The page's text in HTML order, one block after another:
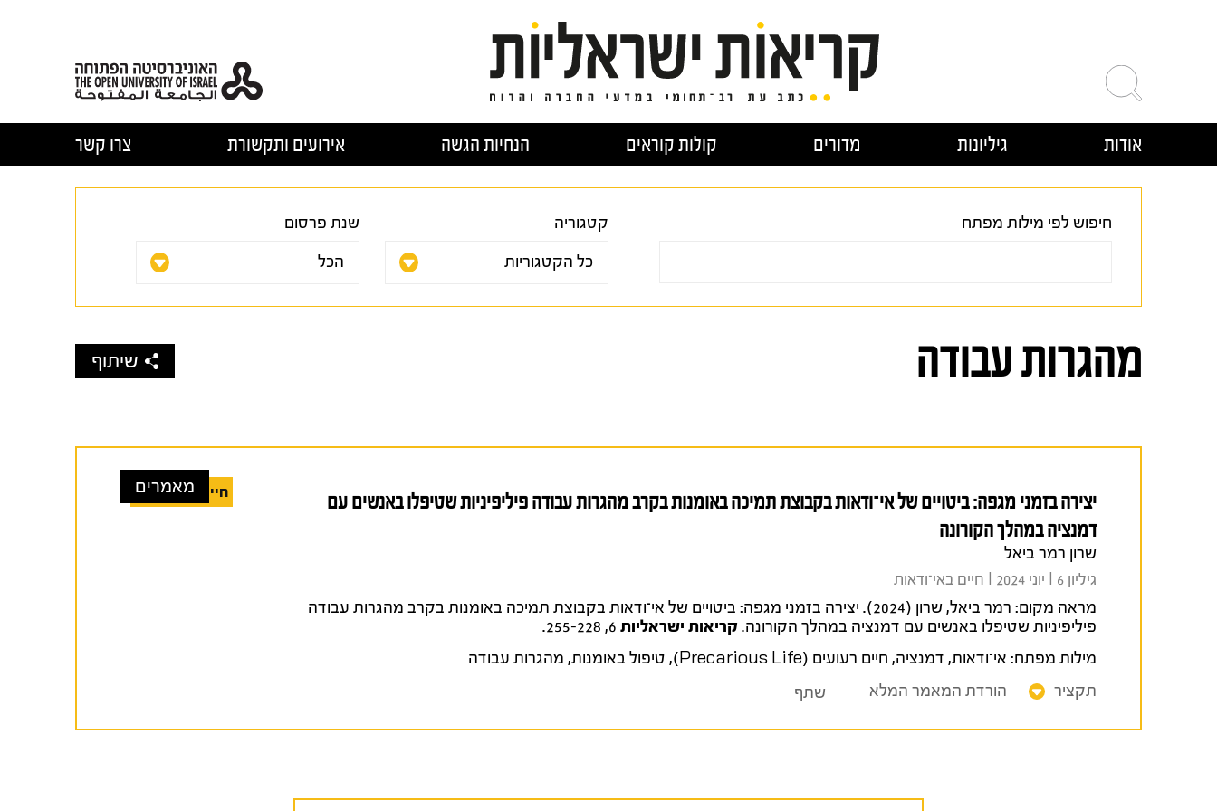
אודות גיליונות מדורים קולות קוראים הנחיות הגשה אירועים ותקשורת צרו קשר
חיפוש לפי מילות מפתח קטגוריה שנת פרסום
מהגרות עבודה שיתוף
חיים באי־ודאות
מאמרים
יצירה בזמני מגפה: ביטויים של אי־ודאות בקבוצת תמיכה באומנות בקרב מהגרות עבודה פיליפיניות שטיפלו באנשים עם
דמנציה במהלך הקורונה
שרון רמר ביאל
גיליון 6 I יוני 2024 I חיים באי־ודאות
מראה מקום:
רמר ביאל, שרון (2024). יצירה בזמני מגפה: ביטויים של אי־ודאות בקבוצת תמיכה באומנות בקרב מהגרות עבודה
פיליפיניות שטיפלו באנשים עם דמנציה במהלך הקורונה.קריאות ישראליות
מילות מפתח: אי־ודאות, דמנציה, חיים רעועים (Precarious Life) , טיפול באומנות, מהגרות עבודה
תקציר
הורדת המאמר המלא שתף